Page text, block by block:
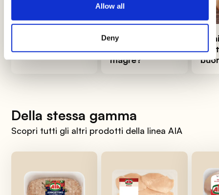
Allow all
Deny
guida completa
Carni magre:
quali sono le più
magre?
Della stessa gamma
Scopri tutti gli altri prodotti della linea AIA